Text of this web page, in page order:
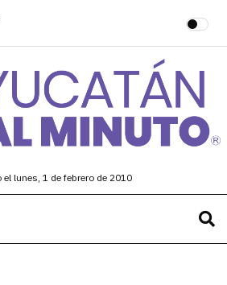
lunes, 1 de febrero de 2010